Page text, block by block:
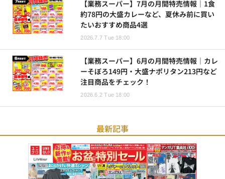
【業務スーパー】7月の月間特売情報｜1食
約78円の大盛カレーなど、夏休み前に買い
たいおすすめ商品4選
2026.7.7 Tue 18:00
【業務スーパー】6月の月間特売情報｜カレ
ーそぼろ149円・大盛ナポリタン213円など
注目商品をチェック！
2026.6.2 Tue 18:00
最新記事